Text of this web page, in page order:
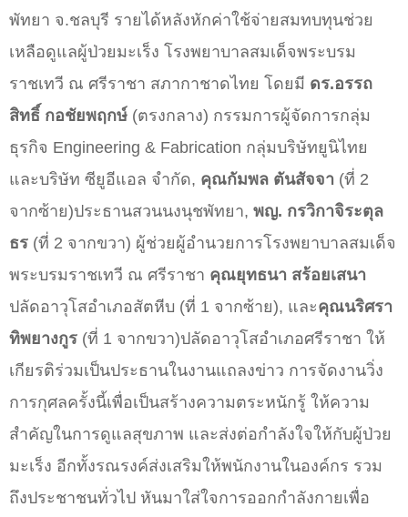
พัทยา จ.ชลบุรี รายได้หลังหักค่าใช้จ่ายสมทบทุนช่วย
เหลือดูแลผู้ป่วยมะเร็ง โรงพยาบาลสมเด็จพระบรม
ราชเทวี ณ ศรีราชา สภากาชาดไทย โดยมี ดร.อรรถ
สิทธิ์ กอชัยพฤกษ์ (ตรงกลาง) กรรมการผู้จัดการกลุ่ม
ธุรกิจ Engineering & Fabrication กลุ่มบริษัทยูนิไทย
และบริษัท ซียูอีแอล จำกัด, คุณกัมพล ตันสัจจา (ที่ 2
จากซ้าย)ประธานสวนนงนุชพัทยา, พญ. กรวิกาจิระตุล
ธร (ที่ 2 จากขวา) ผู้ช่วยผู้อำนวยการโรงพยาบาลสมเด็จ
พระบรมราชเทวี ณ ศรีราชา คุณยุทธนา สร้อยเสนา
ปลัดอาวุโสอำเภอสัตหีบ (ที่ 1 จากซ้าย), และคุณนริศรา
ทิพยางกูร (ที่ 1 จากขวา)ปลัดอาวุโสอำเภอศรีราชา ให้
เกียรติร่วมเป็นประธานในงานแถลงข่าว การจัดงานวิ่ง
การกุศลครั้งนี้เพื่อเป็นสร้างความตระหนักรู้ ให้ความ
สำคัญในการดูแลสุขภาพ และส่งต่อกำลังใจให้กับผู้ป่วย
มะเร็ง อีกทั้งรณรงค์ส่งเสริมให้พนักงานในองค์กร รวม
ถึงประชาชนทั่วไป หันมาใส่ใจการออกกำลังกายเพื่อ